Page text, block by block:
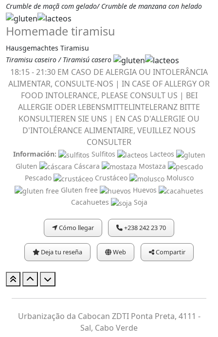
Crumble de maçã com gelado/ Crumble de manzana con helado
Homemade tiramisu
Hausgemachtes Tiramisu
Tiramisu caseiro / Tiramisú casero
18:15 - 21:30 EM CASO DE ALERGIA OU INTOLERÂNCIA
ALIMENTAR, CONSULTE-NOS | IN CASE OF ALLERGY OR
FOOD INTOLERANCE, PLEASE CONSULT US | BEI
ALLERGIE ODER LEBENSMITTELINTELERANZ BITTE
KONSULTIEREN SIE UNS | EN CAS D'ALLERGIE OU
D'INTOLÉRANCE ALIMENTAIRE, VEUILLEZ NOUS
CONSULTER
Información: Sulfitos
Lacteos
Gluten
Cáscara
Mostaza
Pescado
Crustáceo
Molusco
Gluten free
Huevos
Cacahuetes
Soja
Cómo llegar +238 242 23 70
Deja tu reseña Web Compartir
Urbanização da Cabocan ZDTI Ponta Preta, 4111 -
Sal, Cabo Verde